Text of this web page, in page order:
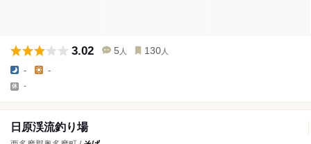
3.02 5 人 130 人
- -
-
日原渓流釣り場